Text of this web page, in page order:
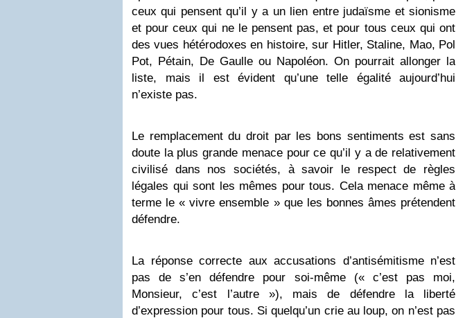
ceux qui pensent qu’il y a un lien entre judaïsme et sionisme
et pour ceux qui ne le pensent pas, et pour tous ceux qui ont
des vues hétérodoxes en histoire, sur Hitler, Staline, Mao, Pol
Pot, Pétain, De Gaulle ou Napoléon. On pourrait allonger la
liste, mais il est évident qu’une telle égalité aujourd’hui
n’existe pas.
Le remplacement du droit par les bons sentiments est sans
doute la plus grande menace pour ce qu’il y a de relativement
civilisé dans nos sociétés, à savoir le respect de règles
légales qui sont les mêmes pour tous. Cela menace même à
terme le « vivre ensemble » que les bonnes âmes prétendent
défendre.
La réponse correcte aux accusations d’antisémitisme n’est
pas de s’en défendre pour soi-même (« c’est pas moi,
Monsieur, c’est l’autre »), mais de défendre la liberté
d’expression pour tous. Si quelqu’un crie au loup, on n’est pas